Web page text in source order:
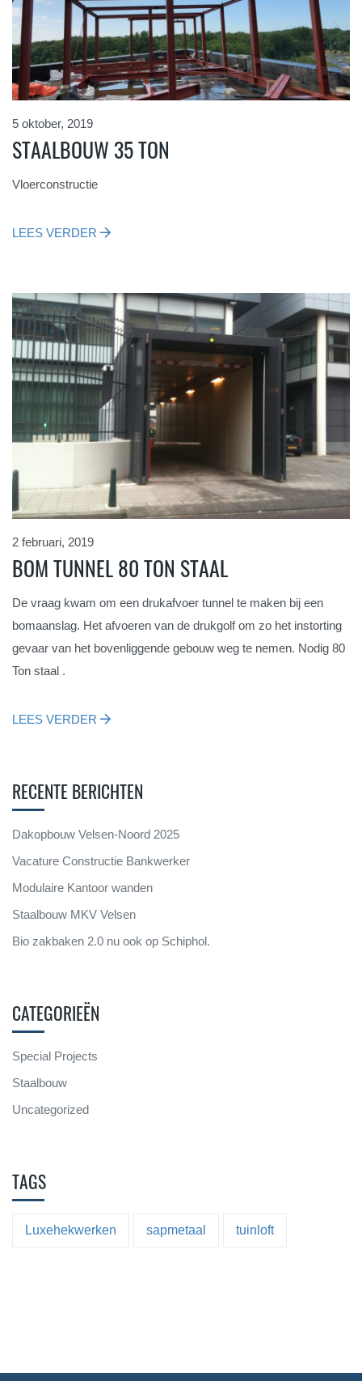
5 oktober, 2019
STAALBOUW 35 TON
Vloerconstructie
LEES VERDER
2 februari, 2019
BOM TUNNEL 80 TON STAAL
De vraag kwam om een drukafvoer tunnel te maken bij een
bomaanslag. Het afvoeren van de drukgolf om zo het instorting
gevaar van het bovenliggende gebouw weg te nemen. Nodig 80
Ton staal .
LEES VERDER
RECENTE BERICHTEN
Dakopbouw Velsen-Noord 2025
Vacature Constructie Bankwerker
Modulaire Kantoor wanden
Staalbouw MKV Velsen
Bio zakbaken 2.0 nu ook op Schiphol.
CATEGORIEËN
Special Projects
Staalbouw
Uncategorized
TAGS
Luxehekwerken sapmetaal tuinloft